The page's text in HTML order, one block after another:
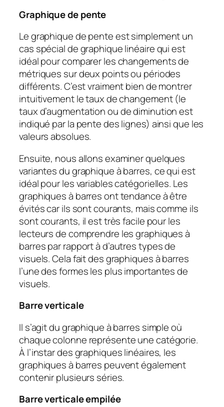
Graphique de pente
Le graphique de pente est simplement un
cas spécial de graphique linéaire qui est
idéal pour comparer les changements de
métriques sur deux points ou périodes
différents. C’est vraiment bien de montrer
intuitivement le taux de changement (le
taux d’augmentation ou de diminution est
indiqué par la pente des lignes) ainsi que les
valeurs absolues.
Ensuite, nous allons examiner quelques
variantes du graphique à barres, ce qui est
idéal pour les variables catégorielles. Les
graphiques à barres ont tendance à être
évités car ils sont courants, mais comme ils
sont courants, il est très facile pour les
lecteurs de comprendre les graphiques à
barres par rapport à d’autres types de
visuels. Cela fait des graphiques à barres
l’une des formes les plus importantes de
visuels.
Barre verticale
Il s’agit du graphique à barres simple où
chaque colonne représente une catégorie.
À l’instar des graphiques linéaires, les
graphiques à barres peuvent également
contenir plusieurs séries.
Barre verticale empilée